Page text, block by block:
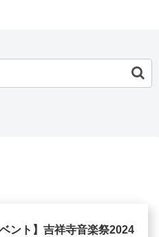
ベント】吉祥寺音楽祭2024